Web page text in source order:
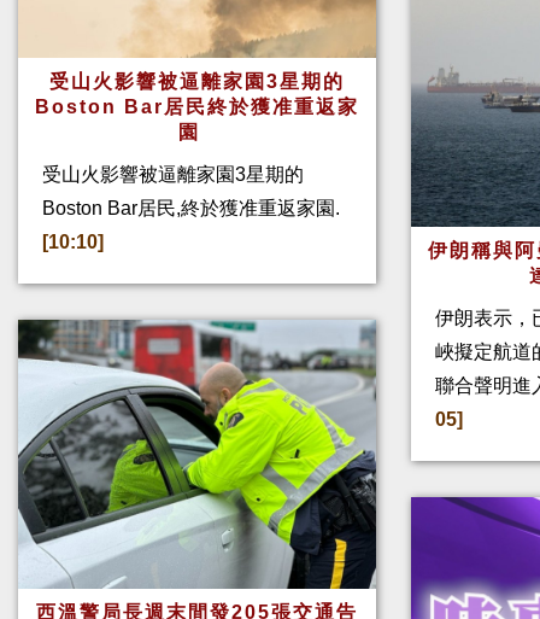
受山火影響被逼離家園3星期的
Boston Bar居民終於獲准重返家
園
受山火影響被逼離家園3星期的
Boston Bar居民,終於獲准重返家園.
[10:10]
西溫警局長週末間發205張交通告
伊朗稱與
伊朗表示，
峽擬定航道
聯合聲明進
05]